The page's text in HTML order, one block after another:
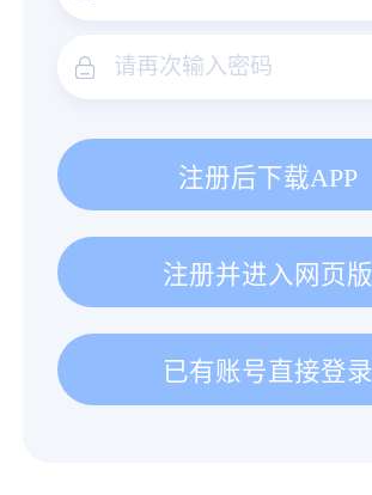
注册后下载APP
注册并进入网页版
已有账号直接登录